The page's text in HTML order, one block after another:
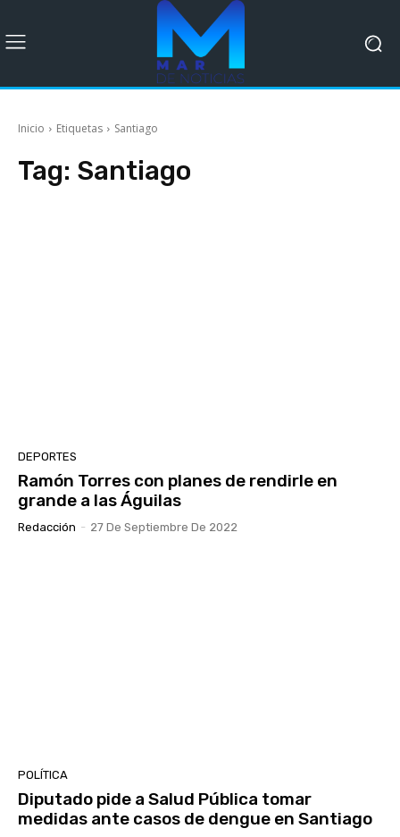
Inicio Etiquetas Santiago
Tag: Santiago
DEPORTES
Ramón Torres con planes de rendirle en
grande a las Águilas
Redacción - 27 De Septiembre De 2022
POLÍTICA
Diputado pide a Salud Pública tomar
medidas ante casos de dengue en Santiago